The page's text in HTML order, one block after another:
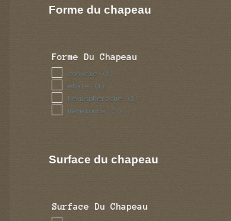
Forme du chapeau
Forme Du Chapeau
convexe (1)
etale (1)
hemispherique (1)
mamelonne (1)
Surface du chapeau
Surface Du Chapeau